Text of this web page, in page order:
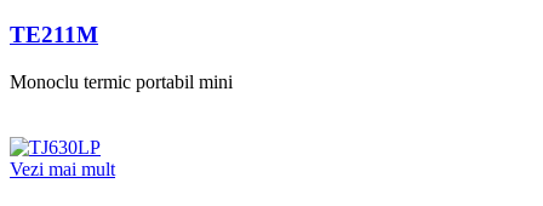
TE211M
Monoclu termic portabil mini
Vezi mai mult